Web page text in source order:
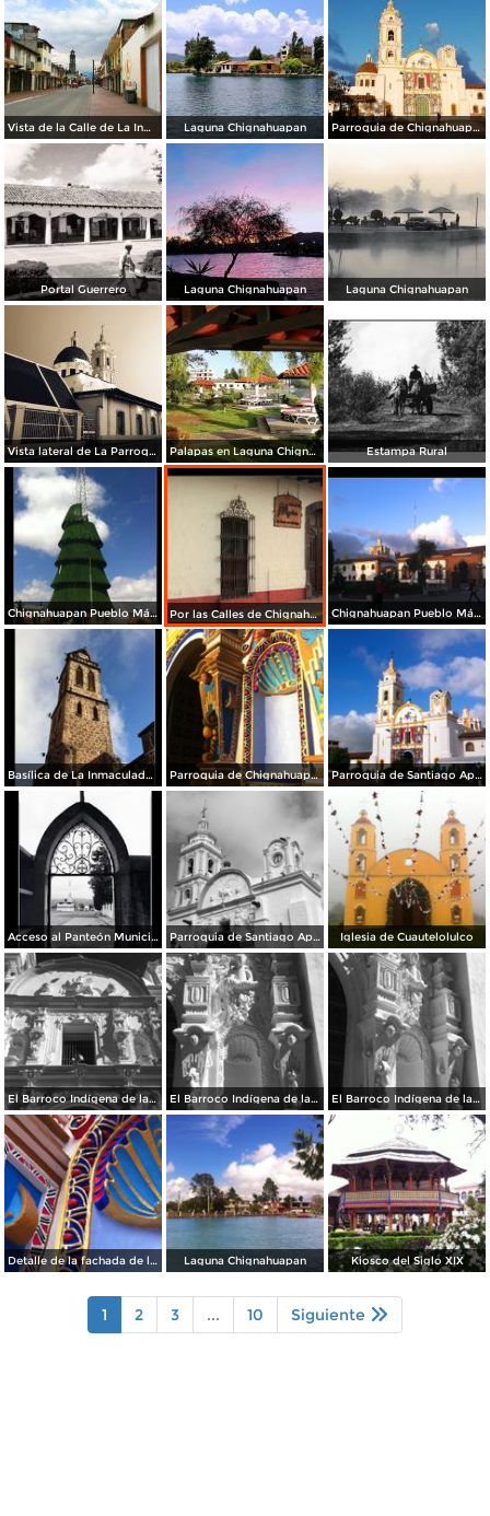
Vista de la Calle de La Inmaculada en Semana Santa 2020. Laguna Chignahuapan Parroquia de Chignahuapan
Portal Guerrero Laguna Chignahuapan Laguna Chignahuapan
Vista lateral de La Parroquia Palapas en Laguna Chignahuapan Estampa Rural
Chignahuapan Pueblo Mágico Por las Calles de Chignahuapan Chignahuapan Pueblo Mágico
Basílica de La Inmaculada Concepción. Parroquia de Chignahuapan. Parroquia de Santiago Apóstol
Acceso al Panteón Municipal Parroquia de Santiago Apóstol. Zócalo de la ciudad. Iglesia de Cuautelolulco
El Barroco Indígena de la Parroquia El Barroco Indígena de la Parroquia de Chignahuapan. El Barroco Indígena de la Parrroquia de Chignahuapan.
Detalle de la fachada de la Parroquia de Chignahuapan Laguna Chignahuapan Kiosco del Siglo XIX
1 2 3 ... 10 Siguiente